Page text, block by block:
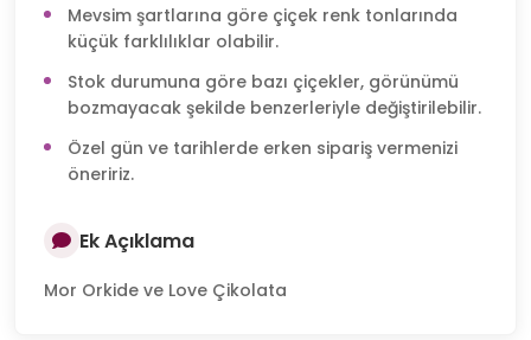
Mevsim şartlarına göre çiçek renk tonlarında
küçük farklılıklar olabilir.
Stok durumuna göre bazı çiçekler, görünümü
bozmayacak şekilde benzerleriyle değiştirilebilir.
Özel gün ve tarihlerde erken sipariş vermenizi
öneririz.
Ek Açıklama
Mor Orkide ve Love Çikolata